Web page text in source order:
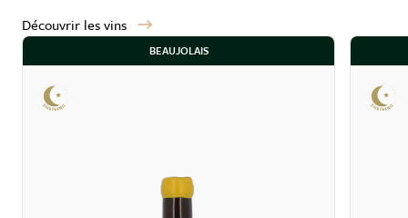
Découvrir les vins
BEAUJOLAIS